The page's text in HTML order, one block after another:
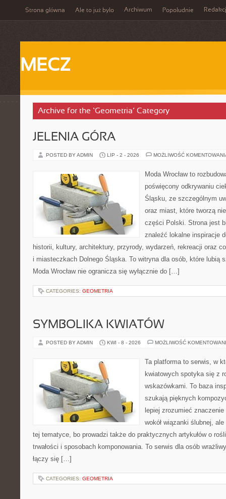
Strona główna Ale to już było Archiwum Popołudnie
MECZ
Archive for the ‘Geometria’ Category
JELENIA GÓRA
POSTED BY ADMIN LIP - 2 - 2026 MOŻLIWOŚĆ
Moda Wrocław to
poświęcony odkrywaniu
Śląsku, ze szczególnym
oraz miast, które tworzą
części Polski. Strona jest
znaleźć lokalne inspiracje
historii, kultury, architektury, przyrody, wydarzeń, rekreacji oraz
i miasteczkach Dolnego Śląska. To witryna dla osób, które lubią
Moda Wrocław nie ogranicza się wyłącznie do […]
CATEGORIES: GEOMETRIA
SYMBOLIKA KWIATÓW
POSTED BY ADMIN KWI - 8 - 2026 MOŻLIWOŚĆ
Ta platforma to serwis, w
kwiatowych spotyka się z
wskazówkami. To baza
szukają pięknych
lepiej zrozumieć
wokół wiązanki ślubnej,
tej tematyce, bo prowadzi także do praktycznych artykułów o
trwałości i sposobach komponowania. To serwis dla osób
łączy się […]
CATEGORIES: GEOMETRIA